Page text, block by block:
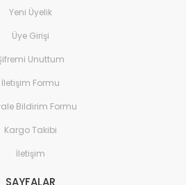
Yeni Üyelik
Üye Girişi
Unuttum
İletişim Formu
Bildirim Formu
Kargo Takibi
İletişim
SAYFALAR